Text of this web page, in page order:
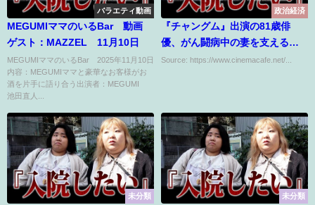
バラエティ動画
MEGUMIママのいるBar 動画
ゲスト：MAZZEL 11月10日
MEGUMIママのいるBar 2025年11月10日
内容：MEGUMIママと豪華なお客様がお
酒を片手に語り合う出演者：MEGUMI
池田直人...
政治経済
『チャングム』出演の81歳俳
優、がん闘病中の妻を支える近
況が公開。雪山でキノコ採取も
Source: https://www.cinemacafe.net/...
未分類 未分類